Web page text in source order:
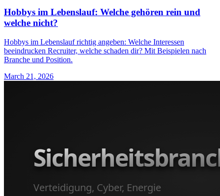
Hobbys im Lebenslauf: Welche gehören rein und
welche nicht?
Hobbys im Lebenslauf richtig angeben: Welche Interessen
beeindrucken Recruiter, welche schaden dir? Mit Beispielen nach
Branche und Position.
March 21, 2026